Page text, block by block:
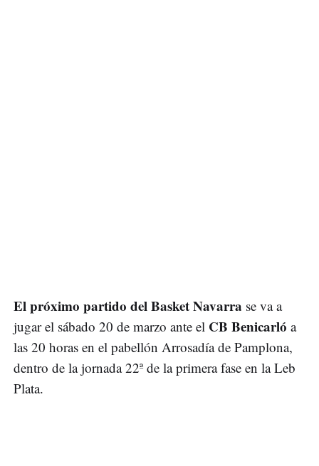
El próximo partido del Basket Navarra se va a
jugar el sábado 20 de marzo ante el CB Benicarló a
las 20 horas en el pabellón Arrosadía de Pamplona,
dentro de la jornada 22ª de la primera fase en la Leb
Plata.